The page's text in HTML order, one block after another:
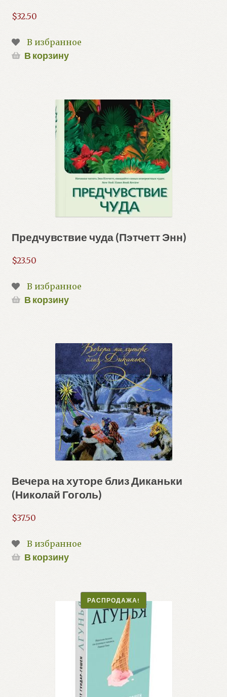
$32.50
В избранное
В корзину
Предчувствие чуда (Пэтчетт Энн)
$23.50
В избранное
В корзину
Вечера на хуторе близ Диканьки
(Николай Гоголь)
$37.50
В избранное
В корзину
РАСПРОДАЖА!